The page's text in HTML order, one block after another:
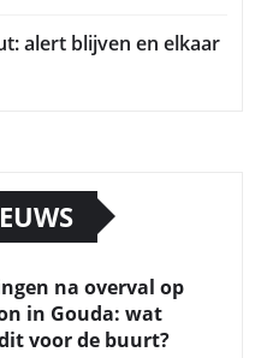
alert blijven en elkaar
na overval op
in Gouda: wat
voor de buurt?